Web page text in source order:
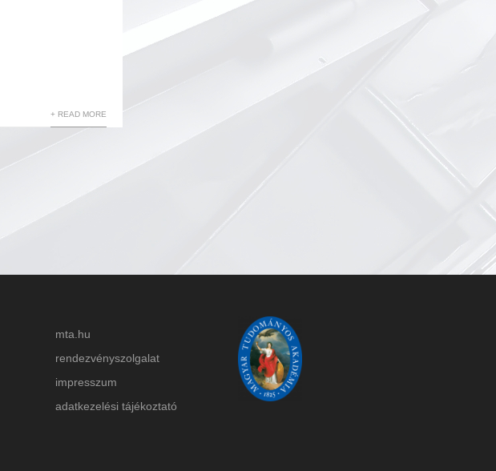
+ READ MORE
mta.hu
rendezvényszolgalat
impresszum
adatkezelési tájékoztató